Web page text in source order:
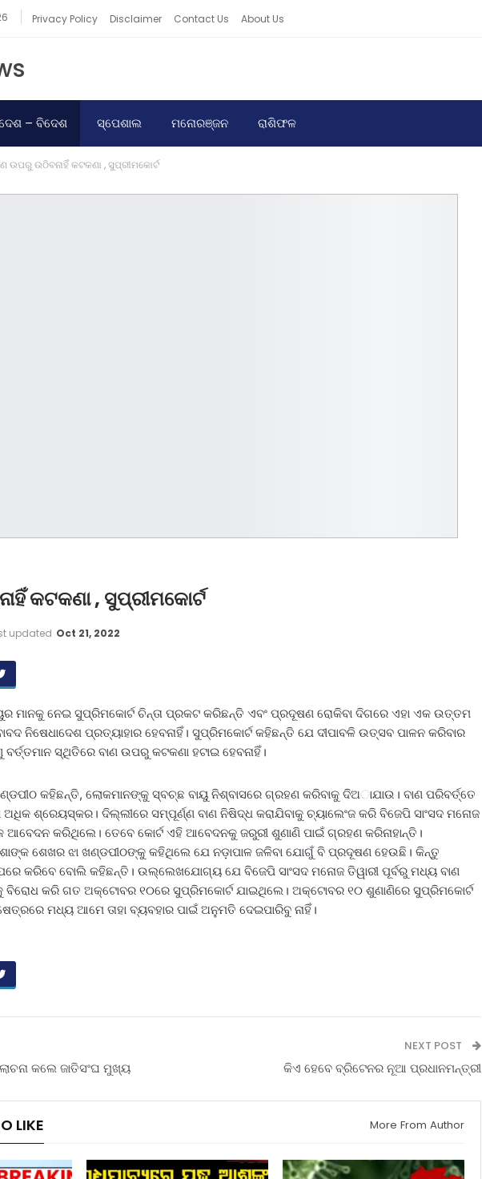
Privacy Policy Disclaimer Contact Us About Us
– ବିଦେଶ ସ୍ପେଶାଲ ମନୋରଞ୍ଜନ ରାଶିଫଳ
ଉପରୁ ଉଠିବନାହିଁ କଟକଣା , ସୁପ୍ରୀମକୋର୍ଟ
କଟକଣା , ସୁପ୍ରୀମକୋର୍ଟ
updated Oct 21, 2022
ମାନକୁ ନେଇ ସୁପ୍ରିମକୋର୍ଟ ଚିନ୍ତା ପ୍ରକଟ କରିଛନ୍ତି ଏବଂ ପ୍ରଦୂଷଣ ରୋକିବା ଦିଗରେ ଏହା ଏକ ଉତ୍ତମ
ନିଷେଧାଦେଶ ପ୍ରତ୍ୟାହାର ହେବନାହିଁ। ସୁପ୍ରିମକୋର୍ଟ କହିଛନ୍ତି ଯେ ଦୀପାବଳି ଉତ୍ସବ ପାଳନ କରିବାର
ସ୍ଥିତିରେ ବାଣ ଉପରୁ କଟକଣା ହଟାଇ ହେବନାହିଁ।
କହିଛନ୍ତି, ଲୋକମାନଙ୍କୁ ସ୍ବଚ୍ଛ ବାୟୁ ନିଶ୍ବାସରେ ଗ୍ରହଣ କରିବାକୁ ଦିଅାଯାଉ। ବାଣ ପରିବର୍ତ୍ତେ
ଅଧିକ ଶ୍ରେୟସ୍କର। ଦିଲ୍ଲୀରେ ସମ୍ପୂର୍ଣ୍ଣ ବାଣ ନିଷିଦ୍ଧ କରାଯିବାକୁ ଚ୍ୟାଲେଂଜ କରି ବିଜେପି ସାଂସଦ ମନୋଜ
ଆବେଦନ କରିଥିଲେ। ତେବେ କୋର୍ଟ ଏହି ଆବେଦନକୁ ଜରୁରୀ ଶୁଣାଣି ପାଇଁ ଗ୍ରହଣ କରିନାହାନ୍ତି।
ଶେଖର ଝା ଖଣ୍ଡପୀଠଙ୍କୁ କହିଥିଲେ ଯେ ନଡ଼ାପାଳ ଜଳିବା ଯୋଗୁଁ ବି ପ୍ରଦୂଷଣ ହେଉଛି। କିନ୍ତୁ
କରିବେ ବୋଲି କହିଛନ୍ତି। ଉଲ୍ଲେଖଯୋଗ୍ୟ ଯେ ବିଜେପି ସାଂସଦ ମନୋଜ ତିୱାରୀ ପୂର୍ବରୁ ମଧ୍ୟ ବାଣ
କରି ଗତ ଅକ୍ଟୋବର ୧୦ରେ ସୁପ୍ରିମକୋର୍ଟ ଯାଇଥିଲେ। ଅକ୍ଟୋବର ୧୦ ଶୁଣାଣିରେ ସୁପ୍ରିମକୋର୍ଟ
ମଧ୍ୟ ଆମେ ତାହା ବ୍ୟବହାର ପାଇଁ ଅନୁମତି ଦେଇପାରିବୁ ନାହିଁ।
କଲେ ଜାତିସଂଘ ମୁଖ୍ୟ
NEXT POST
କିଏ ହେବେ ବ୍ରିଟେନର ନୂଆ ପ୍ରଧାନମନ୍ତ୍ରୀ
LIKE More From Author